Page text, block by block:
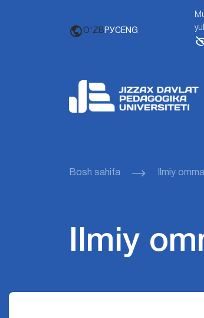
O'ZB РУСENG
Bosh sahifa Ilmiy
Ilmiy